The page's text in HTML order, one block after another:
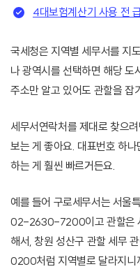
4대보험계산기 사용 전
국세청은 지역별 세무서를 지
나 광역시를 선택하면 해당 도
주소만 알고 있어도 관할을 잡
세무서연락처를 제대로 찾으
보는 게 좋아요. 대표번호 하
하는 게 훨씬 빠르거든요.
예를 들어 구로세무서는 서울
02-2630-7200이고 관할은
해서, 창원 성산구 관할 세무
0200처럼 지역별로 달라지니